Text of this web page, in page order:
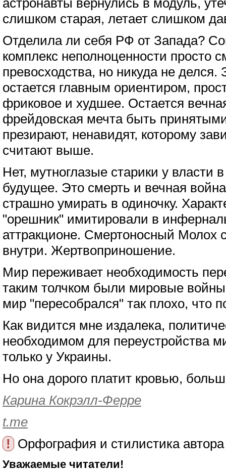
астронавты вернулись в модуль,
слишком старая, летает слишком
Отделила ли себя РФ от Запада?
комплекс неполноценности просто
превосходства, но никуда не делся.
остается главным ориентиром,
фриковое и худшее. Остается
фрейдовская мечта быть
презирают, ненавидят, которому
считают выше.
Нет, мутноглазые старики у власти
будущее. Это смерть и вечная
страшно умирать в одиночку.
"орешник" имитировали в
аттракционе. Смертоносный
внутри. Жертвоприношение.
Мир переживает необходимость
таким толчком были мировые
мир "пересобрался" так плохо, что
Как видится мне издалека,
необходимом для переустройства
только у Украины.
Но она дорого платит кровью,
Карина Кокрэлл-Ферре
t.me
!
Орфография и стилистика
Уважаемые читатели!